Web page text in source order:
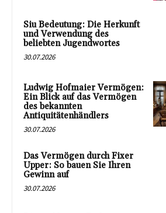
Siu Bedeutung: Die Herkunft
und Verwendung des
beliebten Jugendwortes
30.07.2026
Ludwig Hofmaier Vermögen:
Ein Blick auf das Vermögen
des bekannten
Antiquitätenhändlers
30.07.2026
Das Vermögen durch Fixer
Upper: So bauen Sie Ihren
Gewinn auf
30.07.2026